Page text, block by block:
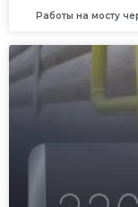
Работы на мосту